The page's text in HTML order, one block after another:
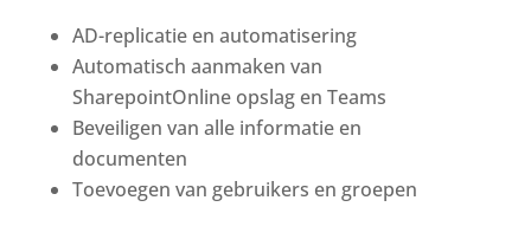
AD-replicatie en automatisering
Automatisch aanmaken van
SharepointOnline opslag en Teams
Beveiligen van alle informatie en
documenten
Toevoegen van gebruikers en groepen